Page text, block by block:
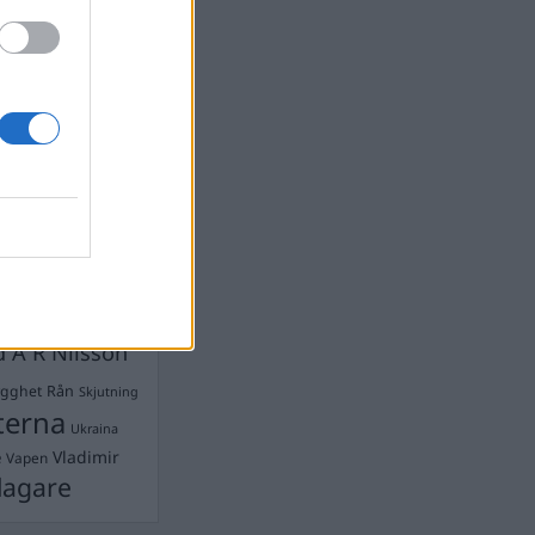
Mord
A R Nilsson
Rån Skjutning
Ukraina
Vapen Vladimir